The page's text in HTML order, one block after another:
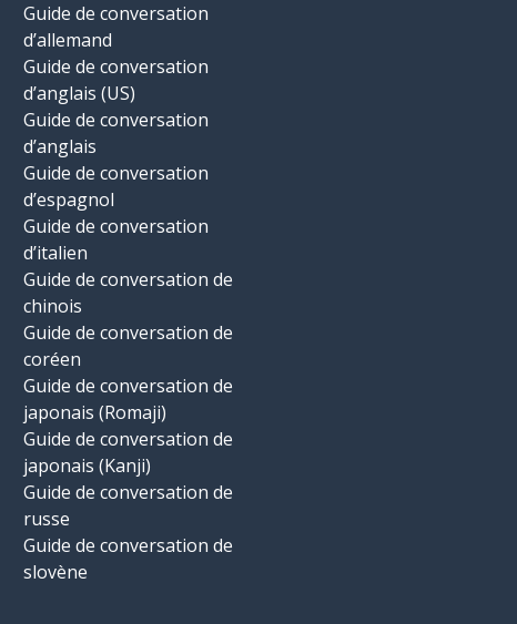
Guide de conversation
d’allemand
Guide de conversation
d’anglais (US)
Guide de conversation
d’anglais
Guide de conversation
d’espagnol
Guide de conversation
d’italien
Guide de conversation de
chinois
Guide de conversation de
coréen
Guide de conversation de
japonais (Romaji)
Guide de conversation de
japonais (Kanji)
Guide de conversation de
russe
Guide de conversation de
slovène